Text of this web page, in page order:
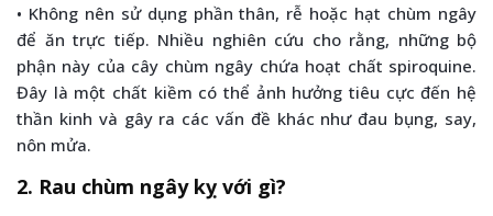
• Không nên sử dụng phần thân, rễ hoặc hạt chùm ngây
để ăn trực tiếp. Nhiều nghiên cứu cho rằng, những bộ
phận này của cây chùm ngây chứa hoạt chất spiroquine.
Đây là một chất kiềm có thể ảnh hưởng tiêu cực đến hệ
thần kinh và gây ra các vấn đề khác như đau bụng, say,
nôn mửa.
2. Rau chùm ngây kỵ với gì?